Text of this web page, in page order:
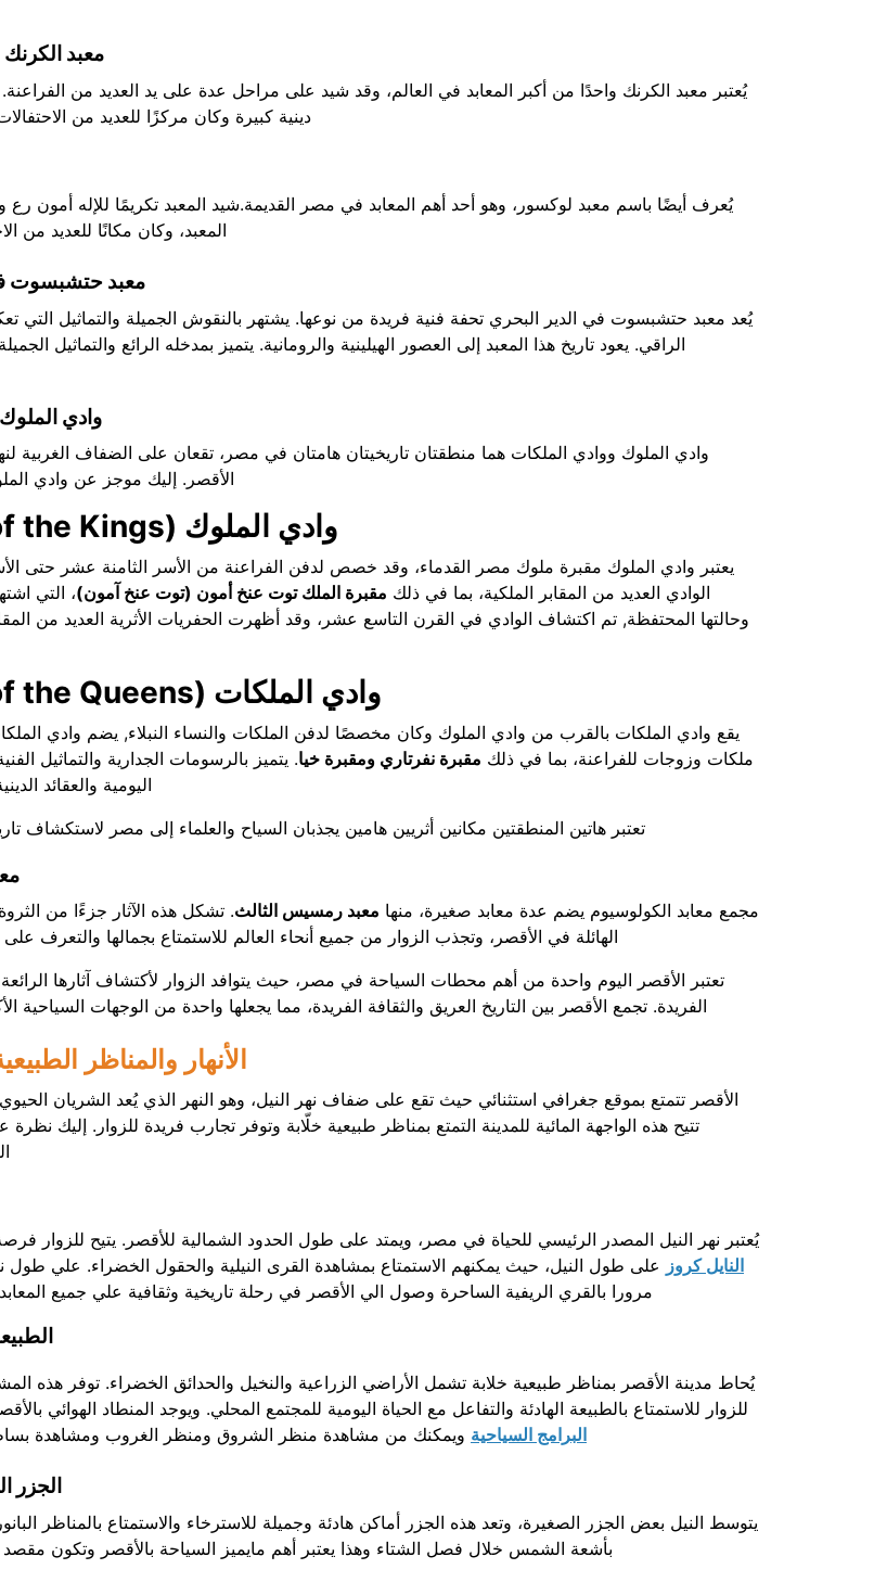
معبد
يُعتبر معبد الكرنك واحدًا من أكبر المعابد في العالم، وقد شيد على مراحل عدة على يد العديد من
دينية كبيرة وكان مركزًا للعديد من
يُعرف أيضًا باسم معبد لوكسور، وهو أحد أهم المعابد في مصر القديمة.شيد المعبد تكريمًا للإله أمون رع
المعبد، وكان مكانًا للعديد من
معبد حتشبسوت
يُعد معبد حتشبسوت في الدير البحري تحفة فنية فريدة من نوعها. يشتهر بالنقوش الجميلة والتماثيل التي
الراقي. يعود تاريخ هذا المعبد إلى العصور الهيلينية والرومانية. يتميز بمدخله الرائع والتماثيل
وادي
وادي الملوك ووادي الملكات هما منطقتان تاريخيتان هامتان في مصر، تقعان على الضفاف الغربية
الأقصر. إليك موجز عن وادي
وادي الملوك (Valley of the Kings):
يعتبر وادي الملوك مقبرة ملوك مصر القدماء، وقد خصص لدفن الفراعنة من الأسر الثامنة عشر حتى
الوادي العديد من المقابر الملكية، بما في ذلك مقبرة الملك توت عنخ أمون (توت عنخ آمون)، التي
وحالتها المحتفظة, تم اكتشاف الوادي في القرن التاسع عشر، وقد أظهرت الحفريات الأثرية العديد من
وادي الملكات (Valley of the Queens):
يقع وادي الملكات بالقرب من وادي الملوك وكان مخصصًا لدفن الملكات والنساء النبلاء, يضم وادي
ملكات وزوجات للفراعنة، بما في ذلك مقبرة نفرتاري ومقبرة خيا. يتميز بالرسومات الجدارية والتماثيل
اليومية والعقائد
تعتبر هاتين المنطقتين مكانين أثريين هامين يجذبان السياح والعلماء إلى مصر لاستكشاف
مجمع معابد الكولوسيوم يضم عدة معابد صغيرة، منها معبد رمسيس الثالث. تشكل هذه الآثار جزءًا من الثروة
الهائلة في الأقصر، وتجذب الزوار من جميع أنحاء العالم للاستمتاع بجمالها والتعرف
تعتبر الأقصر اليوم واحدة من أهم محطات السياحة في مصر، حيث يتوافد الزوار لأكتشاف آثارها الرائعة
الفريدة. تجمع الأقصر بين التاريخ العريق والثقافة الفريدة، مما يجعلها واحدة من الوجهات السياحية
الأنهار والمناظر
الأقصر تتمتع بموقع جغرافي استثنائي حيث تقع على ضفاف نهر النيل، وهو النهر الذي يُعد الشريان
تتيح هذه الواجهة المائية للمدينة التمتع بمناظر طبيعية خلّابة وتوفر تجارب فريدة للزوار. إليك نظرة
يُعتبر نهر النيل المصدر الرئيسي للحياة في مصر، ويمتد على طول الحدود الشمالية للأقصر. يتيح للزوار
النايل كروز على طول النيل، حيث يمكنهم الاستمتاع بمشاهدة القرى النيلية والحقول الخضراء. علي طول
مرورا بالقري الريفية الساحرة وصول الي الأقصر في رحلة تاريخية وثقافية علي جميع المعابد
يُحاط مدينة الأقصر بمناظر طبيعية خلابة تشمل الأراضي الزراعية والنخيل والحدائق الخضراء. توفر هذه
للزوار للاستمتاع بالطبيعة الهادئة والتفاعل مع الحياة اليومية للمجتمع المحلي. ويوجد المنطاد الهوائي
البرامج السياحية ويمكنك من مشاهدة منظر الشروق ومنظر الغروب ومشاهدة
الجزر
يتوسط النيل بعض الجزر الصغيرة، وتعد هذه الجزر أماكن هادئة وجميلة للاسترخاء والاستمتاع بالمناظر
بأشعة الشمس خلال فصل الشتاء وهذا يعتبر أهم مايميز السياحة بالأقصر وتكون مقصد